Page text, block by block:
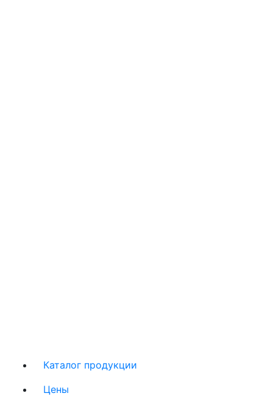
Каталог продукции
Цены